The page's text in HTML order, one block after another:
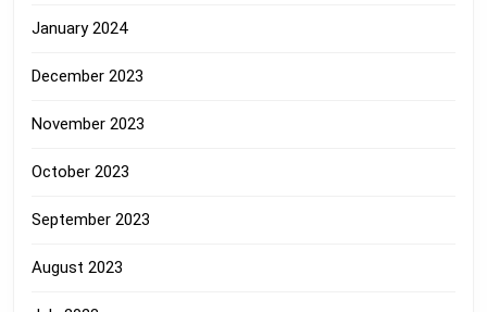
January 2024
December 2023
November 2023
October 2023
September 2023
August 2023